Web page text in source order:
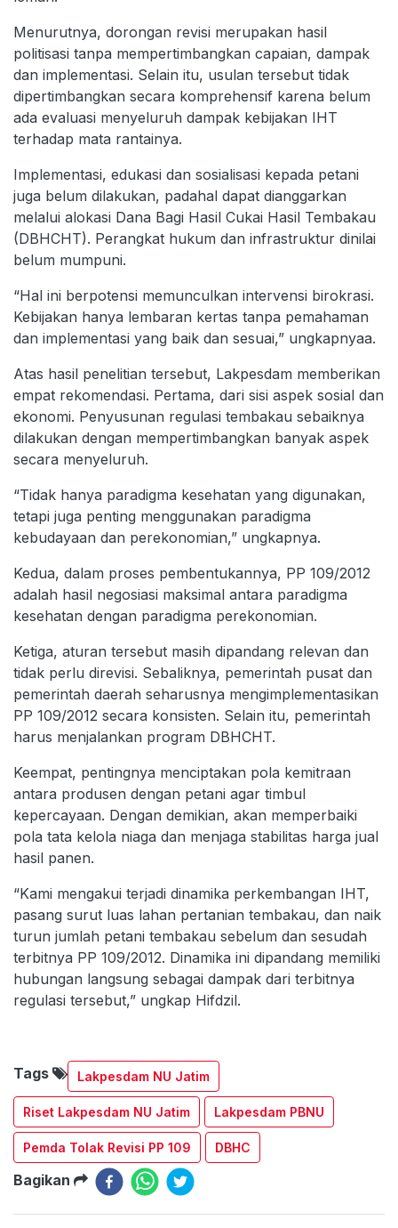
Menurutnya, dorongan revisi merupakan hasil
politisasi tanpa mempertimbangkan capaian, dampak
dan implementasi. Selain itu, usulan tersebut tidak
dipertimbangkan secara komprehensif karena belum
ada evaluasi menyeluruh dampak kebijakan IHT
terhadap mata rantainya.
Implementasi, edukasi dan sosialisasi kepada petani
juga belum dilakukan, padahal dapat dianggarkan
melalui alokasi Dana Bagi Hasil Cukai Hasil Tembakau
(DBHCHT). Perangkat hukum dan infrastruktur dinilai
belum mumpuni.
“Hal ini berpotensi memunculkan intervensi birokrasi.
Kebijakan hanya lembaran kertas tanpa pemahaman
dan implementasi yang baik dan sesuai,” ungkapnyaa.
Atas hasil penelitian tersebut, Lakpesdam memberikan
empat rekomendasi. Pertama, dari sisi aspek sosial dan
ekonomi. Penyusunan regulasi tembakau sebaiknya
dilakukan dengan mempertimbangkan banyak aspek
secara menyeluruh.
“Tidak hanya paradigma kesehatan yang digunakan,
tetapi juga penting menggunakan paradigma
kebudayaan dan perekonomian,” ungkapnya.
Kedua, dalam proses pembentukannya, PP 109/2012
adalah hasil negosiasi maksimal antara paradigma
kesehatan dengan paradigma perekonomian.
Ketiga, aturan tersebut masih dipandang relevan dan
tidak perlu direvisi. Sebaliknya, pemerintah pusat dan
pemerintah daerah seharusnya mengimplementasikan
PP 109/2012 secara konsisten. Selain itu, pemerintah
harus menjalankan program DBHCHT.
Keempat, pentingnya menciptakan pola kemitraan
antara produsen dengan petani agar timbul
kepercayaan. Dengan demikian, akan memperbaiki
pola tata kelola niaga dan menjaga stabilitas harga jual
hasil panen.
“Kami mengakui terjadi dinamika perkembangan IHT,
pasang surut luas lahan pertanian tembakau, dan naik
turun jumlah petani tembakau sebelum dan sesudah
terbitnya PP 109/2012. Dinamika ini dipandang memiliki
hubungan langsung sebagai dampak dari terbitnya
regulasi tersebut,” ungkap Hifdzil.
Tags Lakpesdam NU Jatim
Riset Lakpesdam NU Jatim Lakpesdam PBNU
Pemda Tolak Revisi PP 109 DBHC
Bagikan